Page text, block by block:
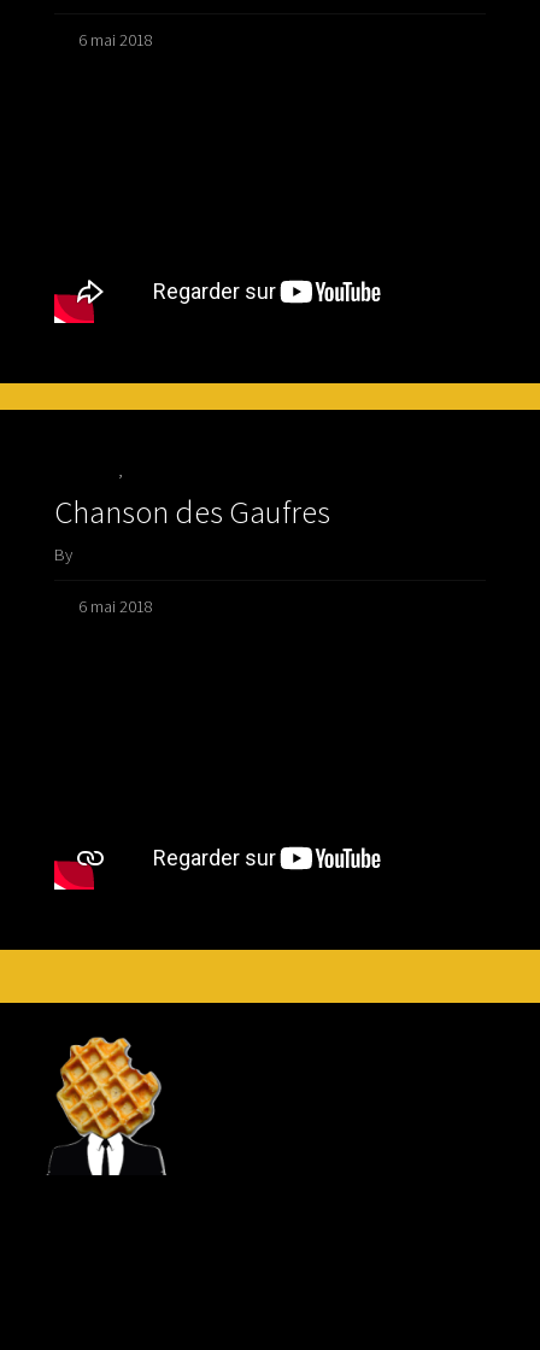
6 mai 2018
Chanson des Gaufres
By
6 mai 2018